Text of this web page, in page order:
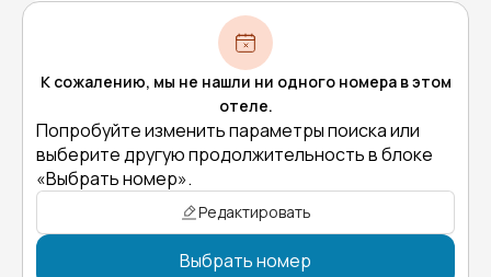
К сожалению, мы не нашли ни одного номера в этом
отеле.
Попробуйте изменить параметры поиска или
выберите другую продолжительность в блоке
«Выбрать номер».
Редактировать
Выбрать номер